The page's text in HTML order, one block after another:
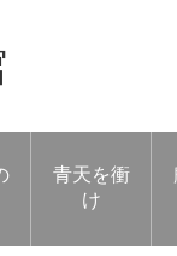
青天を衝
け